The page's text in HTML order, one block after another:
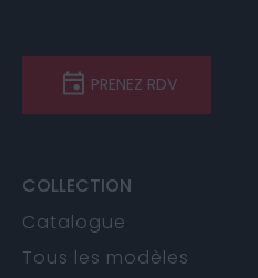
PRENEZ RDV
COLLECTION
Catalogue
Tous les modèles